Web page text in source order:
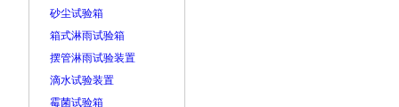
砂尘试验箱
箱式淋雨试验箱
摆管淋雨试验装置
滴水试验装置
霉菌试验箱